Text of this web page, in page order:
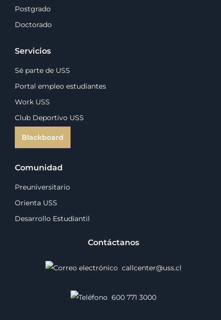
Postgrado
Doctorado
Servicios
Sé parte de USS
Portal empleo estudiantes
Work USS
Club Deportivo USS
Blackboard
Comunidad
Preuniversitario
Orienta USS
Desarrollo Estudiantil
Contáctanos
callcenter@uss.cl
600 771 3000